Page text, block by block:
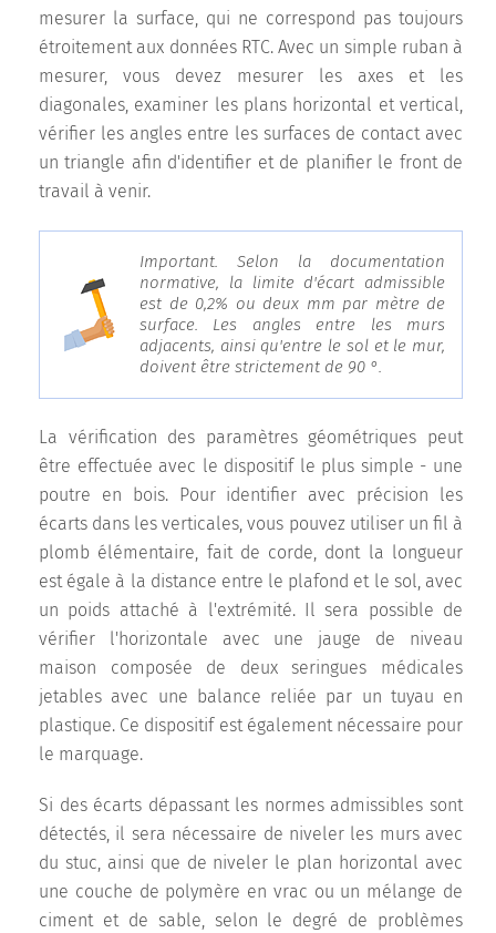
mesurer la surface, qui ne correspond pas toujours
étroitement aux données RTC. Avec un simple ruban à
mesurer, vous devez mesurer les axes et les
diagonales, examiner les plans horizontal et vertical,
vérifier les angles entre les surfaces de contact avec
un triangle afin d'identifier et de planifier le front de
travail à venir.
Important. Selon la documentation
normative, la limite d'écart admissible
est de 0,2% ou deux mm par mètre de
surface. Les angles entre les murs
adjacents, ainsi qu'entre le sol et le mur,
doivent être strictement de 90 °.
La vérification des paramètres géométriques peut
être effectuée avec le dispositif le plus simple - une
poutre en bois. Pour identifier avec précision les
écarts dans les verticales, vous pouvez utiliser un fil à
plomb élémentaire, fait de corde, dont la longueur
est égale à la distance entre le plafond et le sol, avec
un poids attaché à l'extrémité. Il sera possible de
vérifier l'horizontale avec une jauge de niveau
maison composée de deux seringues médicales
jetables avec une balance reliée par un tuyau en
plastique. Ce dispositif est également nécessaire pour
le marquage.
Si des écarts dépassant les normes admissibles sont
détectés, il sera nécessaire de niveler les murs avec
du stuc, ainsi que de niveler le plan horizontal avec
une couche de polymère en vrac ou un mélange de
ciment et de sable, selon le degré de problèmes